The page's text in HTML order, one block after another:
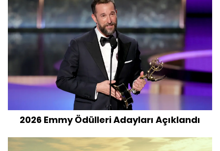
2026 Emmy Ödülleri Adayları Açıklandı